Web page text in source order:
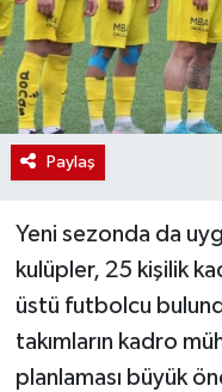
Paylaş
Yeni sezonda da
kulüpler, 25 kişilik
üstü futbolcu
takımların kadro
planlaması büyük